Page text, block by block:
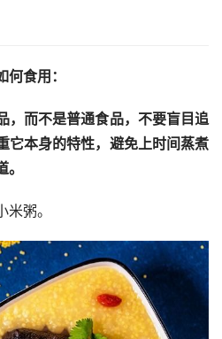
食用：
，而不是普通食品，不要盲目追
它本身的特性，避免上时间蒸煮
粥。